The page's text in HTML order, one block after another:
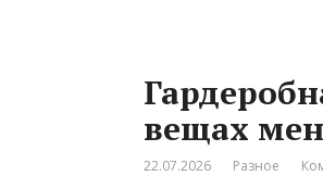
вещах
22.07.2026 Разное